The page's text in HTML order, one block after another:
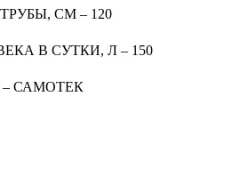
СМ – 120
В СУТКИ, Л – 150
САМОТЕК